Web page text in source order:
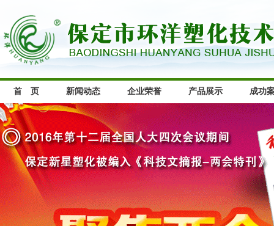
首 页 新闻动态 企业荣誉 产品展示 成功